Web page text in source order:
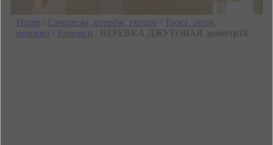
Home / Саморезы, крепёж, гвозди / Троса, цепи,
веревки / Веревки / ВЕРЕВКА ДЖУТОВАЯ деаметр18